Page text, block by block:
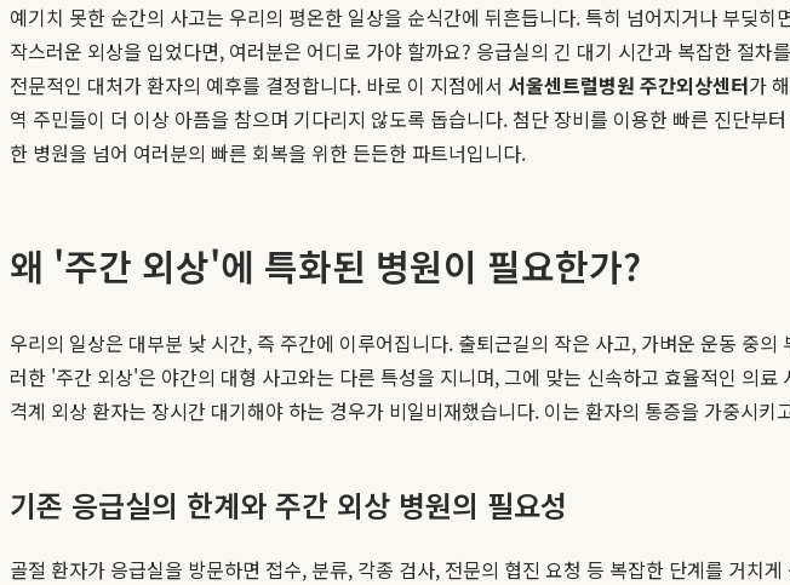
예기치 못한 순간의 사고는 우리의 평온한 일상을 순식간에 뒤흔듭니다. 특히 넘어지거나 부딪
작스러운 외상을 입었다면, 여러분은 어디로 가야 할까요? 응급실의 긴 대기 시간과 복잡한 절
전문적인 대처가 환자의 예후를 결정합니다. 바로 이 지점에서 서울센트럴병원 주간외상센터가
역 주민들이 더 이상 아픔을 참으며 기다리지 않도록 돕습니다. 첨단 장비를 이용한 빠른 진단부
한 병원을 넘어 여러분의 빠른 회복을 위한 든든한 파트너입니다.
왜 '주간 외상'에 특화된 병원이 필요한가?
우리의 일상은 대부분 낮 시간, 즉 주간에 이루어집니다. 출퇴근길의 작은 사고, 가벼운 운동 중
러한 '주간 외상'은 야간의 대형 사고와는 다른 특성을 지니며, 그에 맞는 신속하고 효율적인 의
격계 외상 환자는 장시간 대기해야 하는 경우가 비일비재했습니다. 이는 환자의 통증을 가중시
기존 응급실의 한계와 주간 외상 병원의 필요성
골절 환자가 응급실을 방문하면 접수, 분류, 각종 검사, 전문의 협진 요청 등 복잡한 단계를 거치